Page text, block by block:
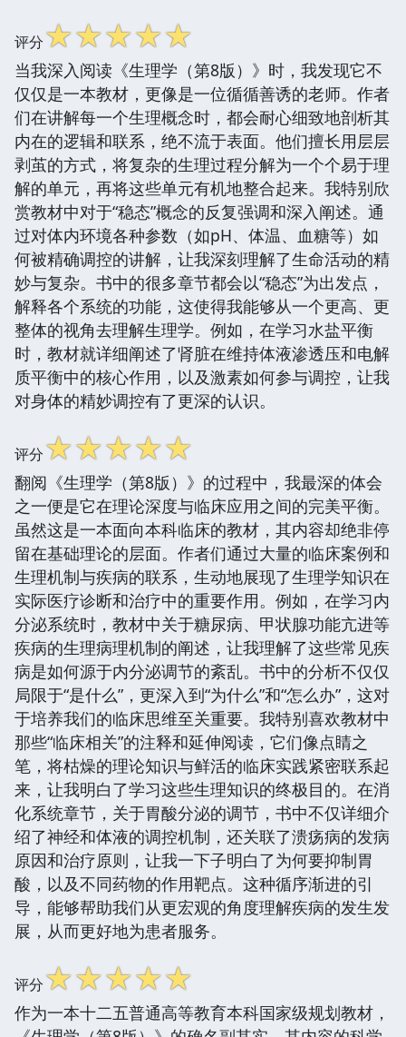
评分☆☆☆☆☆
当我深入阅读《生理学（第8版）》时，我发现它不
仅仅是一本教材，更像是一位循循善诱的老师。作者
们在讲解每一个生理概念时，都会耐心细致地剖析其
内在的逻辑和联系，绝不流于表面。他们擅长用层层
剥茧的方式，将复杂的生理过程分解为一个个易于理
解的单元，再将这些单元有机地整合起来。我特别欣
赏教材中对于“稳态”概念的反复强调和深入阐述。通
过对体内环境各种参数（如pH、体温、血糖等）如
何被精确调控的讲解，让我深刻理解了生命活动的精
妙与复杂。书中的很多章节都会以“稳态”为出发点，
解释各个系统的功能，这使得我能够从一个更高、更
整体的视角去理解生理学。例如，在学习水盐平衡
时，教材就详细阐述了肾脏在维持体液渗透压和电解
质平衡中的核心作用，以及激素如何参与调控，让我
对身体的精妙调控有了更深的认识。
评分☆☆☆☆☆
翻阅《生理学（第8版）》的过程中，我最深的体会
之一便是它在理论深度与临床应用之间的完美平衡。
虽然这是一本面向本科临床的教材，其内容却绝非停
留在基础理论的层面。作者们通过大量的临床案例和
生理机制与疾病的联系，生动地展现了生理学知识在
实际医疗诊断和治疗中的重要作用。例如，在学习内
分泌系统时，教材中关于糖尿病、甲状腺功能亢进等
疾病的生理病理机制的阐述，让我理解了这些常见疾
病是如何源于内分泌调节的紊乱。书中的分析不仅仅
局限于“是什么”，更深入到“为什么”和“怎么办”，这对
于培养我们的临床思维至关重要。我特别喜欢教材中
那些“临床相关”的注释和延伸阅读，它们像点睛之
笔，将枯燥的理论知识与鲜活的临床实践紧密联系起
来，让我明白了学习这些生理知识的终极目的。在消
化系统章节，关于胃酸分泌的调节，书中不仅详细介
绍了神经和体液的调控机制，还关联了溃疡病的发病
原因和治疗原则，让我一下子明白了为何要抑制胃
酸，以及不同药物的作用靶点。这种循序渐进的引
导，能够帮助我们从更宏观的角度理解疾病的发生发
展，从而更好地为患者服务。
评分☆☆☆☆☆
作为一本十二五普通高等教育本科国家级规划教材，